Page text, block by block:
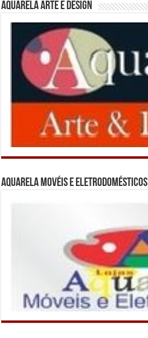
Aquarela Arte e Design
Aquarela Movéis e Eletrodomésticos